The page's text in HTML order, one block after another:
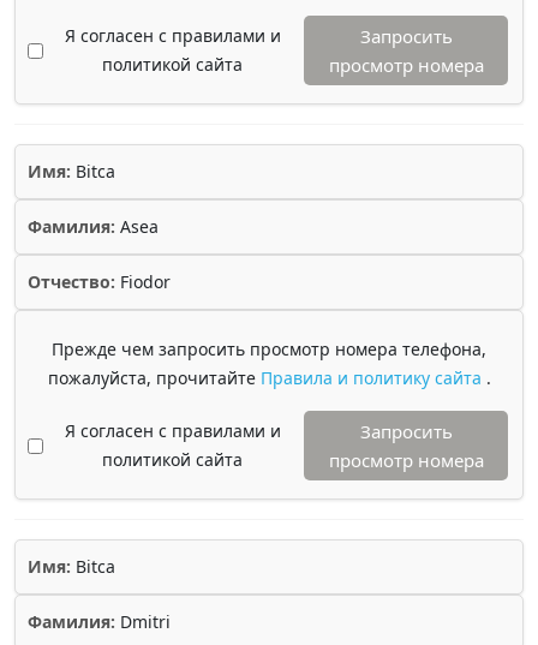
Я согласен с правилами и
политикой сайта
Запросить
просмотр номера
Имя: Bitca
Фамилия: Asea
Отчество: Fiodor
Прежде чем запросить просмотр номера телефона,
пожалуйста, прочитайте Правила и политику сайта .
Я согласен с правилами и
политикой сайта
Запросить
просмотр номера
Имя: Bitca
Фамилия: Dmitri